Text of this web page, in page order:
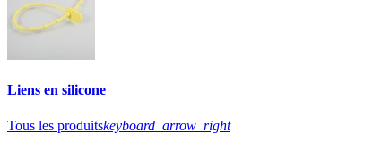
Liens en silicone
Tous les produitskeyboard_arrow_right